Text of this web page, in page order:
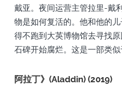
戴亚。夜间运营主管拉里-戴
物是如何复活的。他和他的
得不跑到大英博物馆去寻找
石碑开始腐烂。这是一部类似
阿拉丁》(Aladdin) (2019)